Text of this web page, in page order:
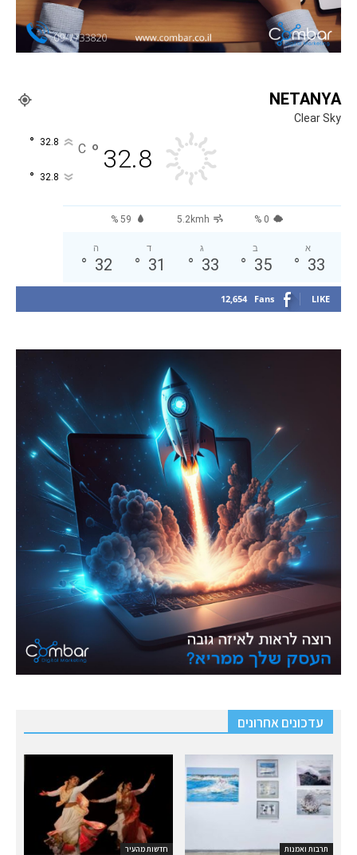
NETANYA
Clear Sky
32.8
°
C
32.8
°
32.8
°
59 % 5.2kmh 0 %
א
33
°
ב
35
°
ג
33
°
ד
31
°
ה
32
°
12,654 Fans LIKE
עדכונים אחרונים
חדשות מהעיר תרבות ואמנות